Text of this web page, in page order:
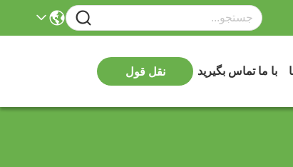
با ما تماس بگیرید نقل قول